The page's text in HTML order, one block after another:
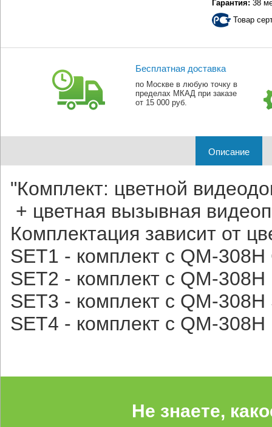
Гарантия: 38
Товар
Бесплатная доставка
по Москве в любую точку в
пределах МКАД при заказе
от 15 000 руб.
Описание
"Комплект: цветной
+ цветная вызывная
Комплектация зависит от
SET1 - комплект с QM-308H
SET2 - комплект с QM-
SET3 - комплект с QM-
SET4 - комплект с QM-
Не знаете,